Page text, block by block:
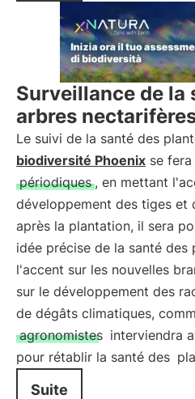
Surveillance de la
arbres
Le suivi de la santé des
biodiversité Phoenix se
périodiques , en mettant
développement des tiges et
après la plantation, il sera
idée précise de la santé des
l'accent sur les nouvelles
sur le développement des
de dégâts climatiques,
agronomistes interviendra
pour rétablir la santé des
Suite